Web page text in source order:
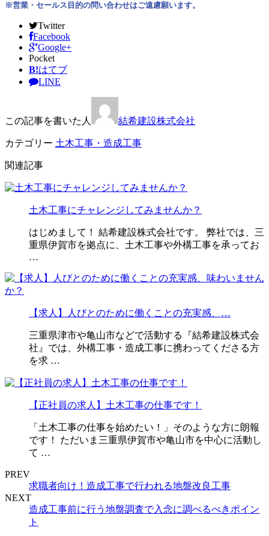
※営業・セールス目的の問い合わせはご遠慮願います。
Twitter
Facebook
Google+
Pocket
B!はてブ
LINE
この記事を書いた人 結希建設株式会社
カテゴリー 土木工事・造成工事
関連記事
土木工事にチャレンジしてみませんか？
はじめまして！ 結希建設株式会社です。 弊社では、三
重県伊賀市を拠点に、土木工事や外構工事を承ってお
…
【求人】人びとのために働くことの充実感、…
三重県津市や亀山市などで活動する『結希建設株式会
社』では、外構工事・造成工事に携わってくださる方
を求 …
【正社員の求人】土木工事の仕事です！
「土木工事の仕事を始めたい！」そのような方に朗報
です！ ただいま三重県伊賀市や亀山市を中心に活動し
て …
PREV
求職者向け！造成工事で行われる地盤改良工事
NEXT
造成工事前に行う地盤調査で入念に調べるべきポイン
ト